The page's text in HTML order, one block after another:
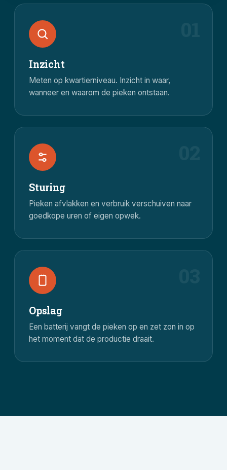
Inzicht
Meten op kwartierniveau. Inzicht in waar,
wanneer en waarom de pieken ontstaan.
Sturing
Pieken afvlakken en verbruik verschuiven naar
goedkope uren of eigen opwek.
Opslag
Een batterij vangt de pieken op en zet zon in op
het moment dat de productie draait.